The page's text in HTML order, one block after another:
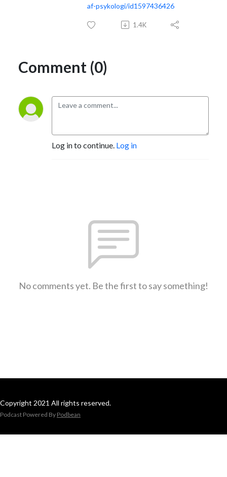
af-psykologi/id1597436426
1.4K
Comment (0)
Log in to continue. Log in
No comments yet. Be the first to say something!
Copyright 2021 All rights reserved.
Podcast Powered By Podbean